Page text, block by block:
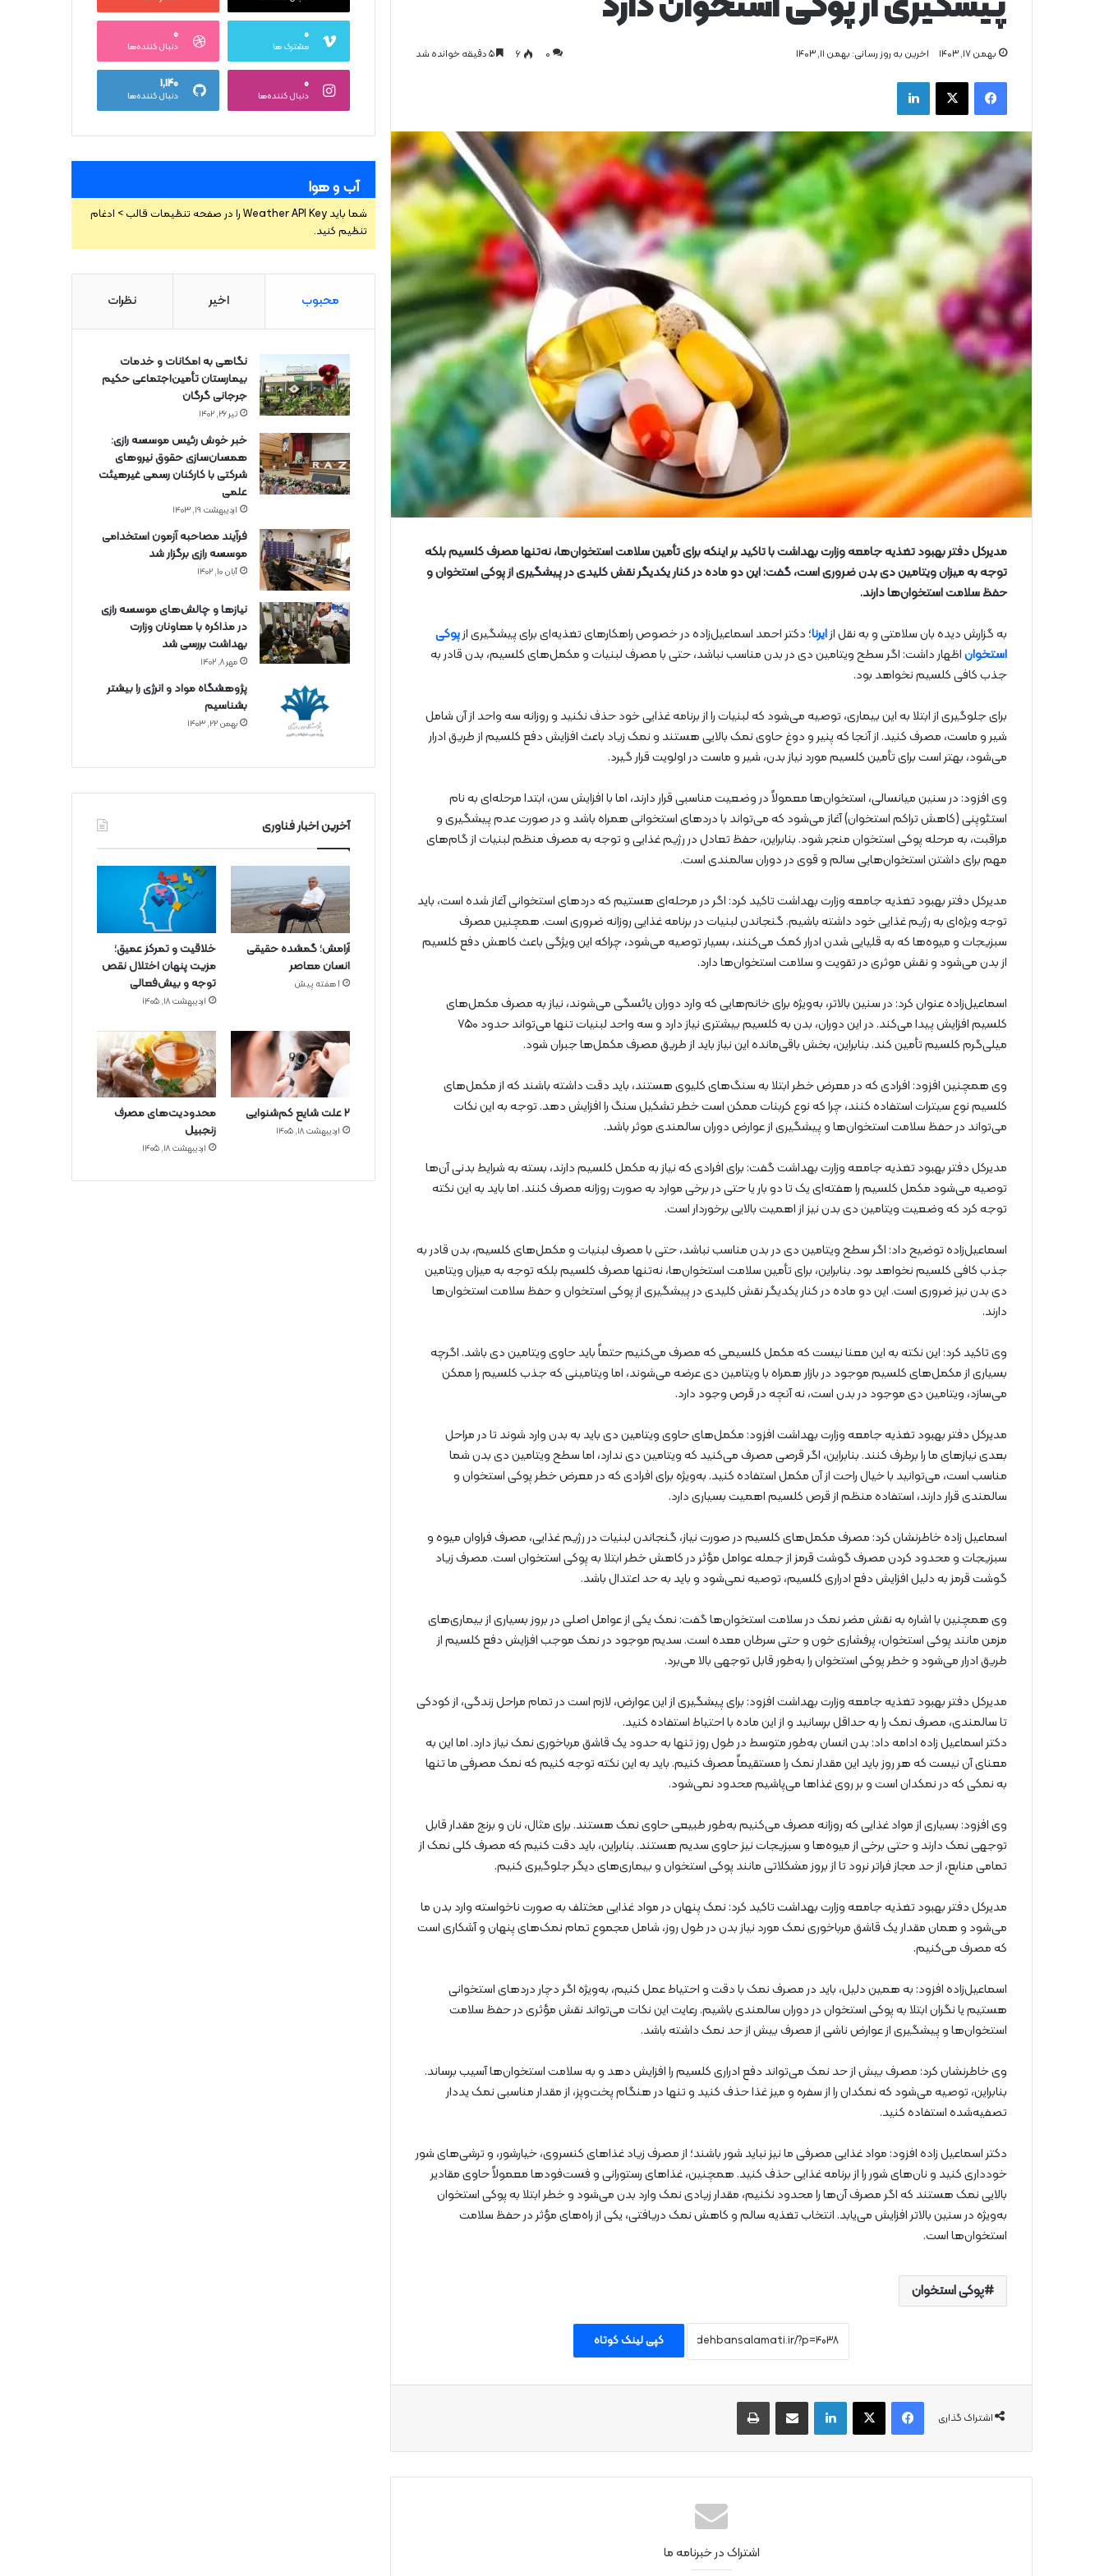
بهمن ۱۷, ۱۴۰۳ اخرین به روز رسانی: بهمن ۱۱, ۱۴۰۳ 0 ۶
فیس بوک
مدیرکل دفتر بهبود تغذیه جامعه وزارت بهداشت با تاکید بر اینکه برای تأمین سلامت استخوان‌ها، نه‌تنها مصرف کلسیم بلکه
توجه به میزان ویتامین دی بدن ضروری است، گفت: این دو ماده در کنار یکدیگر نقش کلیدی در پیشگیری از پوکی استخوان و
حفظ سلامت استخوان‌ها دارند.
به گزارش دیده بان سلامتی و به نقل ازایرنا؛ دکتر احمد اسماعیل‌زاده در خصوص راهکارهای تغذیه‌ای برای پیشگیری ازپوکی
استخواناظهار داشت: اگر سطح ویتامین دی در بدن مناسب نباشد، حتی با مصرف لبنیات و مکمل‌های کلسیم، بدن قادر به
جذب کافی کلسیم نخواهد بود.
برای جلوگیری از ابتلا به این بیماری، توصیه می‌شود که لبنیات را از برنامه غذایی خود حذف نکنید و روزانه سه واحد از آن شامل
شیر و ماست، مصرف کنید. از آنجا که پنیر و دوغ حاوی نمک بالایی هستند و نمک زیاد باعث افزایش دفع کلسیم از طریق ادرار
می‌شود، بهتر است برای تأمین کلسیم مورد نیاز بدن، شیر و ماست در اولویت قرار گیرد.
وی افزود: در سنین میانسالی، استخوان‌ها معمولاً در وضعیت مناسبی قرار دارند، اما با افزایش سن، ابتدا مرحله‌ای به نام
استئوپنی (کاهش تراکم استخوان) آغاز می‌شود که می‌تواند با دردهای استخوانی همراه باشد و در صورت عدم پیشگیری و
مراقبت، به مرحله پوکی استخوان منجر شود. بنابراین، حفظ تعادل در رژیم غذایی و توجه به مصرف منظم لبنیات از گام‌های
مهم برای داشتن استخوان‌هایی سالم و قوی در دوران سالمندی است.
مدیرکل دفتر بهبود تغذیه جامعه وزارت بهداشت تاکید کرد: اگر در مرحله‌ای هستیم که دردهای استخوانی آغاز شده است، باید
توجه ویژه‌ای به رژیم غذایی خود داشته باشیم. گنجاندن لبنیات در برنامه غذایی روزانه ضروری است. همچنین مصرف
سبزیجات و میوه‌ها که به قلیایی شدن ادرار کمک می‌کنند، بسیار توصیه می‌شود، چراکه این ویژگی باعث کاهش دفع کلسیم
از بدن می‌شود و نقش موثری در تقویت و سلامت استخوان‌ها دارد.
اسماعیل‌زاده عنوان کرد: در سنین بالاتر، به‌ویژه برای خانم‌هایی که وارد دوران یائسگی می‌شوند، نیاز به مصرف مکمل‌های
کلسیم افزایش پیدا می‌کند. در این دوران، بدن به کلسیم بیشتری نیاز دارد و سه واحد لبنیات تنها می‌تواند حدود ۷۵۰
میلی‌گرم کلسیم تأمین کند. بنابراین، بخش باقی‌مانده‌ این نیاز باید از طریق مصرف مکمل‌ها جبران شود.
وی همچنین افزود: افرادی که در معرض خطر ابتلا به سنگ‌های کلیوی هستند، باید دقت داشته باشند که از مکمل‌های
کلسیم نوع سیترات استفاده کنند، چرا که نوع کربنات ممکن است خطر تشکیل سنگ را افزایش دهد. توجه به این نکات
می‌تواند در حفظ سلامت استخوان‌ها و پیشگیری از عوارض دوران سالمندی موثر باشد.
مدیرکل دفتر بهبود تغذیه جامعه وزارت بهداشت گفت: برای افرادی که نیاز به مکمل کلسیم دارند، بسته به شرایط بدنی آن‌ها
توصیه می‌شود مکمل کلسیم را هفته‌ای یک تا دو بار یا حتی در برخی موارد به صورت روزانه مصرف کنند. اما باید به این نکته
توجه کرد که وضعیت ویتامین دی بدن نیز از اهمیت بالایی برخوردار است.
اسماعیل‌زاده توضیح داد: اگر سطح ویتامین دی در بدن مناسب نباشد، حتی با مصرف لبنیات و مکمل‌های کلسیم، بدن قادر به
جذب کافی کلسیم نخواهد بود. بنابراین، برای تأمین سلامت استخوان‌ها، نه‌تنها مصرف کلسیم بلکه توجه به میزان ویتامین
دی بدن نیز ضروری است. این دو ماده در کنار یکدیگر نقش کلیدی در پیشگیری از پوکی استخوان و حفظ سلامت استخوان‌ها
دارند.
وی تاکید کرد: این نکته به این معنا نیست که مکمل کلسیمی که مصرف می‌کنیم حتماً باید حاوی ویتامین دی باشد. اگرچه
بسیاری از مکمل‌های کلسیم موجود در بازار همراه با ویتامین دی عرضه می‌شوند، اما ویتامینی که جذب کلسیم را ممکن
می‌سازد، ویتامین دی موجود در بدن است، نه آنچه در قرص وجود دارد.
مدیرکل دفتر بهبود تغذیه جامعه وزارت بهداشت افزود: مکمل‌های حاوی ویتامین دی باید به بدن وارد شوند تا در مراحل
بعدی نیازهای ما را برطرف کنند. بنابراین، اگر قرصی مصرف می‌کنید که ویتامین دی ندارد، اما سطح ویتامین دی بدن شما
مناسب است، می‌توانید با خیال راحت از آن مکمل استفاده کنید. به‌ویژه برای افرادی که در معرض خطر پوکی استخوان و
سالمندی قرار دارند، استفاده منظم از قرص کلسیم اهمیت بسیاری دارد.
اسماعیل زاده خاطرنشان کرد: مصرف مکمل‌های کلسیم در صورت نیاز، گنجاندن لبنیات در رژیم غذایی، مصرف فراوان میوه و
سبزیجات و محدود کردن مصرف گوشت قرمز از جمله عوامل مؤثر در کاهش خطر ابتلا به پوکی استخوان است. مصرف زیاد
گوشت قرمز به دلیل افزایش دفع ادراری کلسیم، توصیه نمی‌شود و باید به حد اعتدال باشد.
وی همچنین با اشاره به نقش مضر نمک در سلامت استخوان‌ها گفت: نمک یکی از عوامل اصلی در بروز بسیاری از بیماری‌های
مزمن مانند پوکی استخوان، پرفشاری خون و حتی سرطان معده است. سدیم موجود در نمک موجب افزایش دفع کلسیم از
طریق ادرار می‌شود و خطر پوکی استخوان را به‌طور قابل توجهی بالا می‌برد.
مدیرکل دفتر بهبود تغذیه جامعه وزارت بهداشت افزود: برای پیشگیری از این عوارض، لازم است در تمام مراحل زندگی، از کودکی
تا سالمندی، مصرف نمک را به حداقل برسانید و از این ماده با احتیاط استفاده کنید.
دکتر اسماعیل زاده ادامه داد: بدن انسان به‌طور متوسط در طول روز تنها به حدود یک قاشق مرباخوری نمک نیاز دارد. اما این به
معنای آن نیست که هر روز باید این مقدار نمک را مستقیماً مصرف کنیم. باید به این نکته توجه کنیم که نمک مصرفی ما تنها
به نمکی که در نمکدان است و بر روی غذاها می‌پاشیم محدود نمی‌شود.
وی افزود: بسیاری از مواد غذایی که روزانه مصرف می‌کنیم به‌طور طبیعی حاوی نمک هستند. برای مثال، نان و برنج مقدار قابل
توجهی نمک دارند و حتی برخی از میوه‌ها و سبزیجات نیز حاوی سدیم هستند. بنابراین، باید دقت کنیم که مصرف کلی نمک از
تمامی منابع، از حد مجاز فراتر نرود تا از بروز مشکلاتی مانند پوکی استخوان و بیماری‌های دیگر جلوگیری کنیم.
مدیرکل دفتر بهبود تغذیه جامعه وزارت بهداشت تاکید کرد: نمک پنهان در مواد غذایی مختلف به صورت ناخواسته وارد بدن ما
می‌شود و همان مقدار یک قاشق مرباخوری نمک مورد نیاز بدن در طول روز، شامل مجموع تمام نمک‌های پنهان و آشکاری است
که مصرف می‌کنیم.
اسماعیل‌زاده افزود: به همین دلیل، باید در مصرف نمک با دقت و احتیاط عمل کنیم، به‌ویژه اگر دچار دردهای استخوانی
هستیم یا نگران ابتلا به پوکی استخوان در دوران سالمندی باشیم. رعایت این نکات می‌تواند نقش مؤثری در حفظ سلامت
استخوان‌ها و پیشگیری از عوارض ناشی از مصرف بیش از حد نمک داشته باشد.
وی خاطرنشان کرد: مصرف بیش از حد نمک می‌تواند دفع ادراری کلسیم را افزایش دهد و به سلامت استخوان‌ها آسیب برساند.
بنابراین، توصیه می‌شود که نمکدان را از سفره و میز غذا حذف کنید و تنها در هنگام پخت‌وپز، از مقدار مناسبی نمک یددار
تصفیه‌شده استفاده کنید.
دکتر اسماعیل زاده افزود: مواد غذایی مصرفی ما نیز نباید شور باشند؛ از مصرف زیاد غذاهای کنسروی، خیارشور، و ترشی‌های شور
خودداری کنید و نان‌های شور را از برنامه غذایی حذف کنید. همچنین، غذاهای رستورانی و فست‌فودها معمولاً حاوی مقادیر
بالایی نمک هستند که اگر مصرف آن‌ها را محدود نکنیم، مقدار زیادی نمک وارد بدن می‌شود و خطر ابتلا به پوکی استخوان
به‌ویژه در سنین بالاتر افزایش می‌یابد. انتخاب تغذیه‌ سالم و کاهش نمک دریافتی، یکی از راه‌های مؤثر در حفظ سلامت
استخوان‌ها است.
پوکی استخوان
کپی لینک کوتاه
اشتراک گذاری
فیس بوک لینکدین از طریق ایمیل به اشتراک بگذارید
اشتراک در خبرنامه ما
۰
مشترک ها
۰
دنبال کننده‌ها
۰
دنبال کننده‌ها
۱,۱۴۰
دنبال کننده‌ها
آب و هوا
شما باید Weather API Key را در صفحه تنظیمات قالب > ادغام
تنظیم کنید.
محبوب اخیر نظرات
نگاهی به امکانات و خدمات
بیمارستان تأمین‌اجتماعی حکیم
جرجانی گرگان
تیر ۲۶, ۱۴۰۲
خبر خوش رئیس موسسه رازی:
همسان‌سازی حقوق نیروهای
شرکتی با کارکنان رسمی غیرهیئت
علمی
اردیبهشت ۱۹, ۱۴۰۳
فرآیند مصاحبه آزمون استخدامی
موسسه رازی برگزار شد
آبان ۱۰, ۱۴۰۲
نیازها و چالش‌های موسسه رازی
در مذاکره با معاونان وزارت
بهداشت بررسی شد
مهر ۸, ۱۴۰۲
پژوهشگاه مواد و انرژی را بیشتر
بشناسیم
بهمن ۲۲, ۱۴۰۳
آخرین اخبار فناوری
آرامش؛ گمشده حقیقی
انسان معاصر
1 هفته پیش
خلاقیت و تمرکز عمیق؛
مزیت پنهان اختلال نقص
توجه و بیش‌فعالی
اردیبهشت ۱۸, ۱۴۰۵
۲ علت شایع‌ کم‌شنوایی
اردیبهشت ۱۸, ۱۴۰۵
محدودیت‌های مصرف
زنجبیل
اردیبهشت ۱۸, ۱۴۰۵